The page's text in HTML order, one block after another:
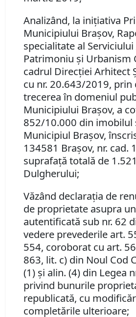
Analizând, la iniţiativa
Municipiului Braşov,
specialitate al
Patrimoniu şi Urbanism
cadrul Direcţiei Arhitect
cu nr. 20.643/2019, prin
trecerea în domeniul
Municipiului Braşov, a
852/10.000 din imobilul
Municipiul Braşov,
134581 Braşov, nr. cad.
suprafaţă totală de
Dulgherului;
Văzând declaraţia de
de proprietate asupra
autentificată sub nr. 62
vedere prevederile art.
554, coroborat cu art.
863, lit. c) din Noul Cod
(1) şi alin. (4) din Legea
privind bunurile
republicată, cu
completările ulterioare;